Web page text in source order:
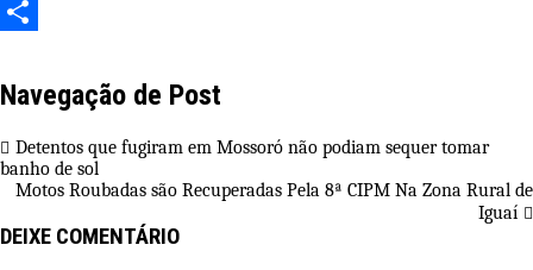
WhatsApp
Navegação de Post
Detentos que fugiram em Mossoró não podiam sequer tomar
banho de sol
Motos Roubadas são Recuperadas Pela 8ª CIPM Na Zona Rural de
Iguaí
DEIXE COMENTÁRIO